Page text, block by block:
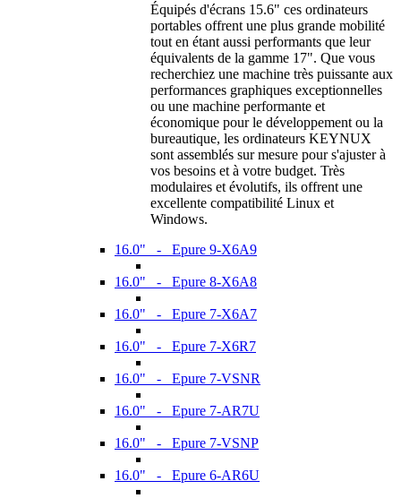
Équipés d'écrans 15.6" ces ordinateurs
portables offrent une plus grande mobilité
tout en étant aussi performants que leur
équivalents de la gamme 17". Que vous
recherchiez une machine très puissante aux
performances graphiques exceptionnelles
ou une machine performante et
économique pour le développement ou la
bureautique, les ordinateurs KEYNUX
sont assemblés sur mesure pour s'ajuster à
vos besoins et à votre budget. Très
modulaires et évolutifs, ils offrent une
excellente compatibilité Linux et
Windows.
16.0" - Epure 9-X6A9
16.0" - Epure 8-X6A8
16.0" - Epure 7-X6A7
16.0" - Epure 7-X6R7
16.0" - Epure 7-VSNR
16.0" - Epure 7-AR7U
16.0" - Epure 7-VSNP
16.0" - Epure 6-AR6U